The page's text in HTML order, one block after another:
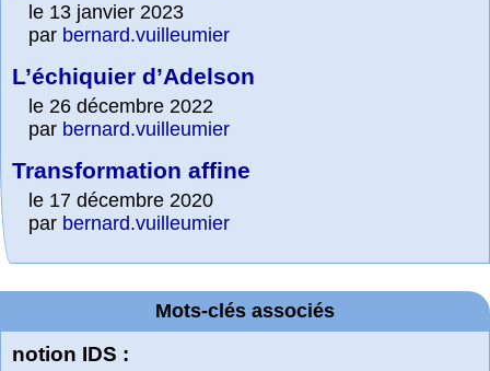
le 13 janvier 2023
par bernard.vuilleumier
L’échiquier d’Adelson
le 26 décembre 2022
par bernard.vuilleumier
Transformation affine
le 17 décembre 2020
par bernard.vuilleumier
Mots-clés associés
notion IDS :